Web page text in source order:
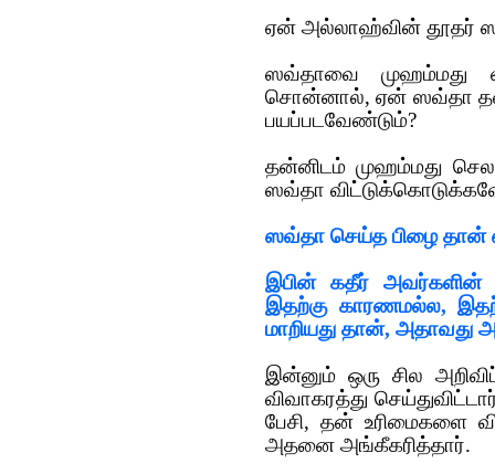
ஏன் அல்லாஹ்வின் தூதர்
ஸவ்தாவை முஹம்மது
சொன்னால், ஏன் ஸவ்தா
பயப்படவேண்டும்?
தன்னிடம் முஹம்மது
ஸவ்தா
ஸவ்தா செய்த பிழை
இபின் கதீர் அவர்களின்
இதற்கு காரணமல்ல,
மாறியது தான், அதாவது
இன்னும் ஒரு சில
விவாகரத்து
பேசி, தன் உரிமைகளை
அதனை அங்கீகரித்தார்.